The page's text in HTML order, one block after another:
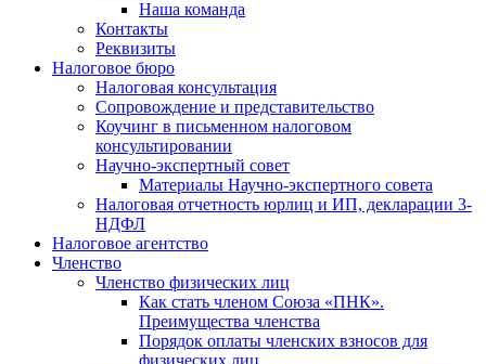
Наша команда
Контакты
Реквизиты
Налоговое бюро
Налоговая консультация
Cопровождение и представительство
Коучинг в письменном налоговом
консультировании
Научно-экспертный совет
Материалы Научно-экспертного совета
Налоговая отчетность юрлиц и ИП, декларации 3-
НДФЛ
Налоговое агентство
Членство
Членство физических лиц
Как стать членом Союза «ПНК».
Преимущества членства
Порядок оплаты членских взносов для